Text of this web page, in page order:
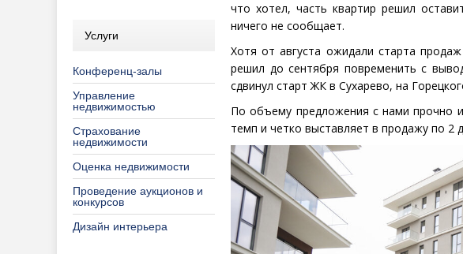
Услуги
Конференц-залы
Управление
недвижимостью
Страхование
недвижимости
Оценка недвижимости
Проведение аукционов и
конкурсов
Дизайн интерьера
что хотел, часть квартир решил
ничего не сообщает.
Хотя от августа ожидали старта
решил до сентября повременить с
сдвинул старт ЖК в Сухарево, на
По объему предложения с нами прочно
темп и четко выставляет в продажу по 2